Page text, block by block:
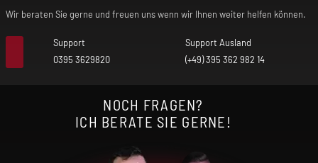
Wir beraten Sie gerne und freuen uns wenn wir Ihnen weiter helfen können.
Support
0395 3629820
Support Ausland
(+49) 395 362 982 14
NOCH FRAGEN?
ICH BERATE SIE GERNE!